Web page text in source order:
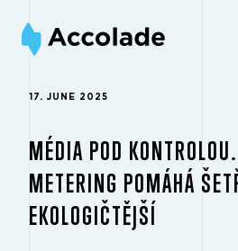
17. JUNE 2025
MÉDIA POD
METERING POMÁHÁ
EKOLOGIČTĚJŠÍ